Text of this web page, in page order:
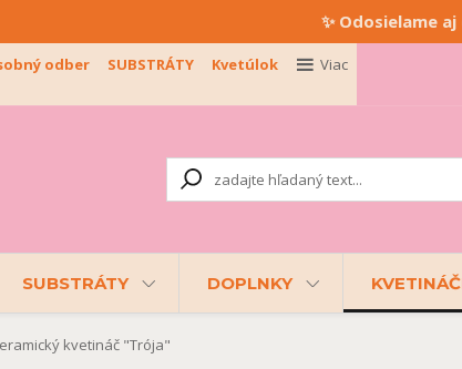
✨ Odosielame aj
odber SUBSTRÁTY Kvetúlok Viac
SUBSTRÁTY DOPLNKY
kvetináč "Trója"